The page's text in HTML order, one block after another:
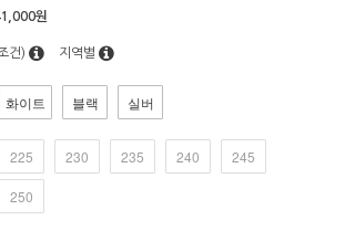
원
건) 지역별
화이트 블랙 실버
225 230 235 240 245
250